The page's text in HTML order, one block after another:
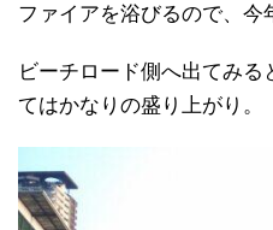
ファイアを浴びるので、今
ビーチロード側へ出てみ
てはかなりの盛り上がり。